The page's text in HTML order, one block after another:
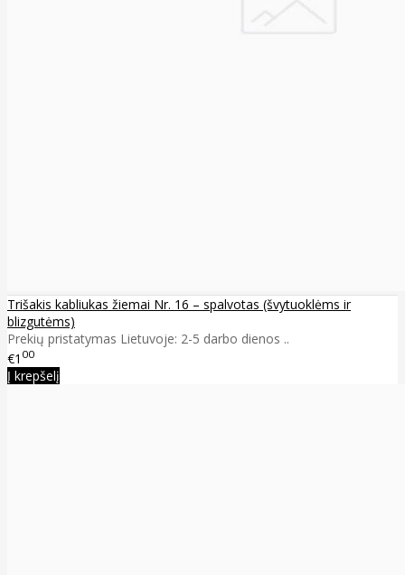
Trišakis kabliukas žiemai Nr. 16 – spalvotas (švytuoklėms ir
blizgutėms)
Prekių pristatymas Lietuvoje: 2-5 darbo dienos ..
€1 00
Į krepšelį